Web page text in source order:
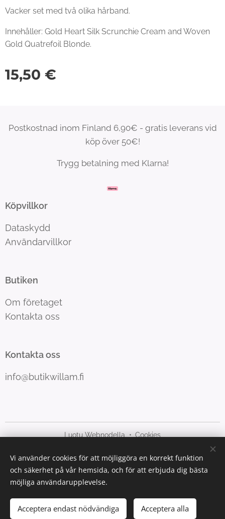
Vacker set med två olika hårband.
Innehåller: Gold Heart Silk Scrunchie Cream and Woven
Gold Quatrefoil Blonde.
15,50 €
Lägg i kundvagnen
Postkostnad inom Finland 6,90€ - gratis leverans vid
köp över 50€!
Trygg betalning med Klarna!
Köpvillkor
Dataskydd
Användarvillkor
Butiken
Om företaget
Kontakta oss
Kontakta oss
info@butikwillam.fi
Luotu Webnodella Cookies
Språk
Suomi
Svenska
Vi använder cookies för att möjliggöra en korrekt funktion
och säkerhet på vår hemsida, och för att erbjuda dig bästa
möjliga användarupplevelse.
Acceptera endast nödvändiga Acceptera alla